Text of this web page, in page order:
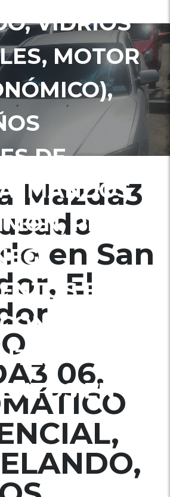
VIDRIOS
MOTOR
DE
MANDOS
PRECIO
EN
EN
Mazda3
en San
El
06,